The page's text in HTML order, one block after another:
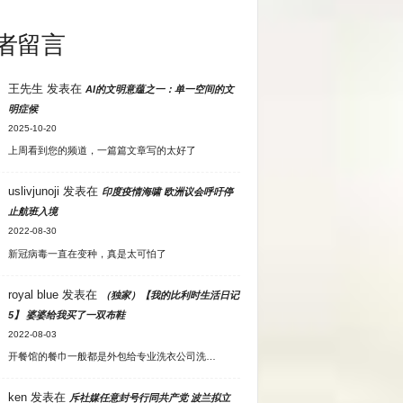
留言
王先生 发表在 AI的文明意蕴之一：单一空间的文
明症候
2025-10-20
上周看到您的频道，一篇篇文章写的太好了
uslivjunoji 发表在 印度疫情海啸 欧洲议会呼吁停
止航班入境
2022-08-30
新冠病毒一直在变种，真是太可怕了
royal blue发表在
（独家）【我的比利时生活日记
5】 婆婆给我买了一双布鞋
2022-08-03
开餐馆的餐巾一般都是外包给专业洗衣公司洗…
ken发表在 斥社媒任意封号行同共产党 波兰拟立